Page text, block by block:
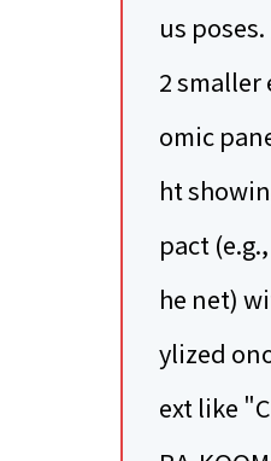
us
2 smaller
omic
ht
pact
he net)
ylized
ext like